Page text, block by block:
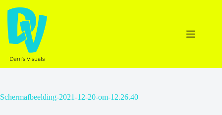
naar
inhoud
Schermafbeelding-2021-12-20-om-12.26.40